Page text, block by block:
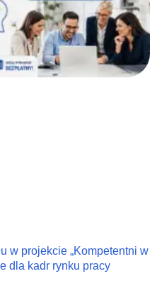
w projekcie „Kompetentni w
dla kadr rynku pracy